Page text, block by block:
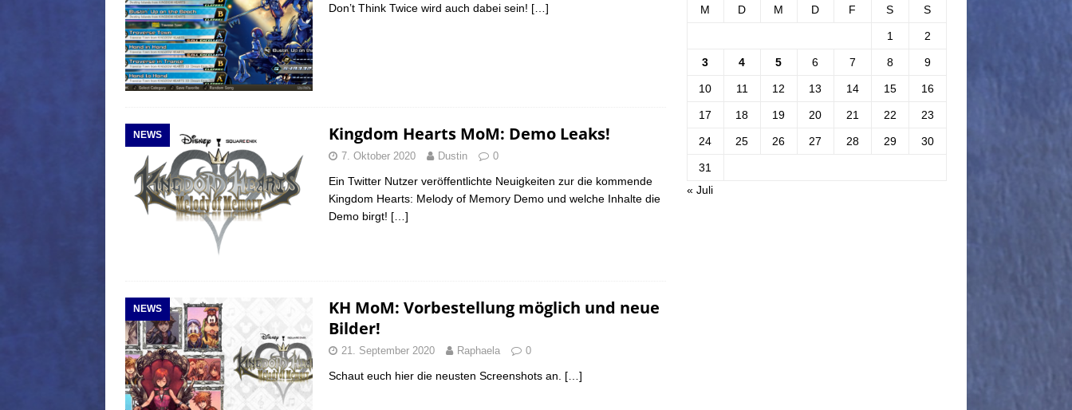
Don’t Think Twice wird auch dabei sein! […]
NEWS Kingdom Hearts MoM: Demo Leaks!
7. Oktober 2020 Dustin 0
Ein Twitter Nutzer veröffentlichte Neuigkeiten zur die kommende
Kingdom Hearts: Melody of Memory Demo und welche Inhalte die
Demo birgt! […]
NEWS
KH MoM: Vorbestellung möglich und neue
Bilder!
21. September 2020 Raphaela 0
Schaut euch hier die neusten Screenshots an. […]
M D M D F S S
1 2
3 4 5 6 7 8 9
10 11 12 13 14 15 16
17 18 19 20 21 22 23
24 25 26 27 28 29 30
31
« Juli